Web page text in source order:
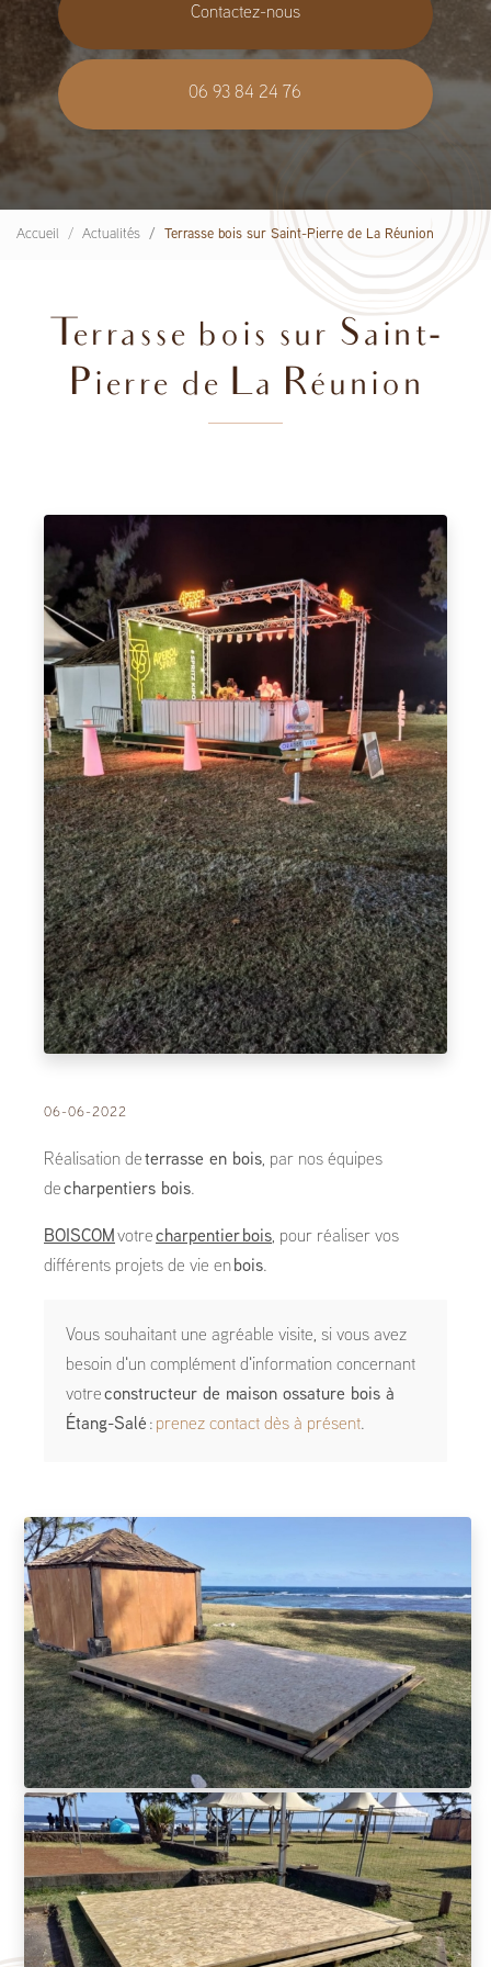
Contactez-nous
06 93 84 24 76
Accueil Actualités Terrasse bois sur Saint-Pierre de La Réunion
Terrasse bois sur Saint-
Pierre de La Réunion
06-06-2022
Réalisation de terrasse en bois, par nos équipes
de charpentiers bois.
BOISCOM votre charpentier bois, pour réaliser vos
différents projets de vie en bois.
Vous souhaitant une agréable visite, si vous avez
besoin d'un complément d'information concernant
votre constructeur de maison ossature bois à
Étang-Salé : prenez contact dès à présent.